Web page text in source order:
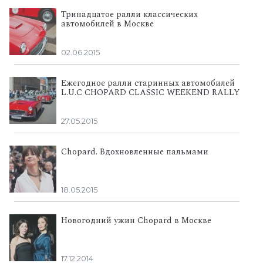
Тринадцатое ралли классических
автомобилей в Москве
02.06.2015
Ежегодное ралли старинных автомобилей
L.U.C CHOPARD CLASSIC WEEKEND RALLY
27.05.2015
Chopard. Вдохновленные пальмами
18.05.2015
Новогодний ужин Chopard в Москве
17.12.2014